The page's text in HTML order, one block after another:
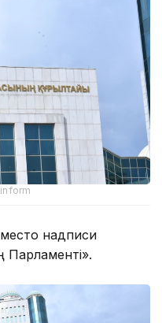
надписи
Парламенті».